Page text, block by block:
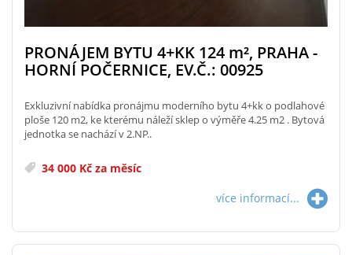
PRONÁJEM BYTU 4+KK 124 m², PRAHA -
HORNÍ POČERNICE, EV.Č.: 00925
Exkluzivní nabídka pronájmu moderního bytu 4+kk o podlahové
ploše 120 m2, ke kterému náleží sklep o výměře 4.25 m2 . Bytová
jednotka se nachází v 2.NP..
34 000 Kč za měsíc
více informací...